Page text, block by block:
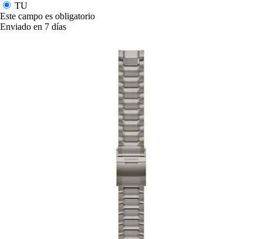
TU
Este campo es obligatorio
Enviado en 7 días